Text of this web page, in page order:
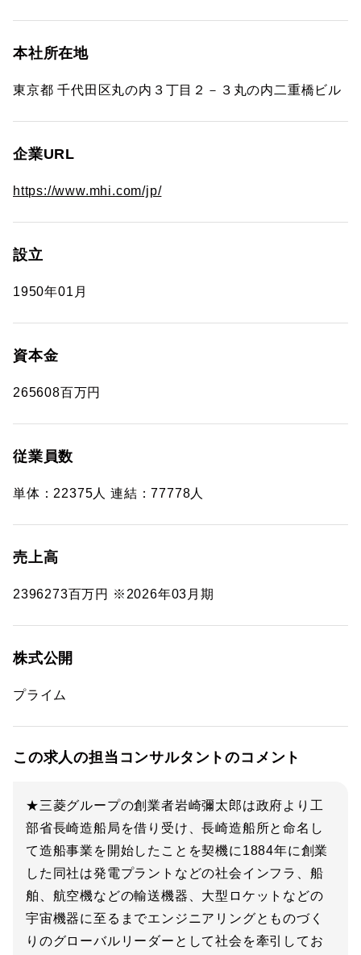
本社所在地
東京都 千代田区丸の内３丁目２－３丸の内二重橋ビル
企業URL
https://www.mhi.com/jp/
設立
1950年01月
資本金
265608百万円
従業員数
単体：22375人 連結：77778人
売上高
2396273百万円 ※2026年03月期
株式公開
プライム
この求人の担当コンサルタントのコメント
★三菱グループの創業者岩崎彌太郎は政府より工
部省長崎造船局を借り受け、長崎造船所と命名し
て造船事業を開始したことを契機に1884年に創業
した同社は発電プラントなどの社会インフラ、船
舶、航空機などの輸送機器、大型ロケットなどの
宇宙機器に至るまでエンジニアリングとものづく
りのグローバルリーダーとして社会を牽引してお